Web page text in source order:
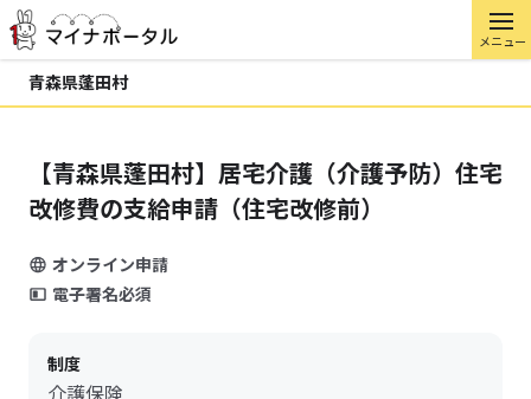
メニュー
青森県蓬田村
【青森県蓬田村】居宅介護（介護予防）住宅
改修費の支給申請（住宅改修前）
オンライン申請
電子署名必須
制度
介護保険